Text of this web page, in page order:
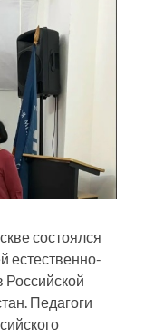
состоялся
естественно-
Российской
Педагоги